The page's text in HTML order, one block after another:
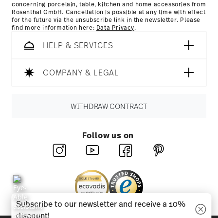
concerning porcelain, table, kitchen and home accessories from
Rosenthal GmbH. Cancellation is possible at any time with effect
for the future via the unsubscribe link in the newsletter. Please
find more information here: Data Privacy.
HELP & SERVICES
COMPANY & LEGAL
WITHDRAW CONTRACT
Follow us on
Subscribe to our newsletter and receive a 10%
discount!